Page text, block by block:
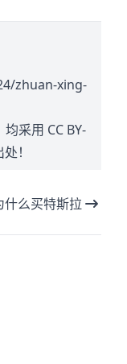
zhuan-xing-
均采用 CC BY-
！
什么买特斯拉